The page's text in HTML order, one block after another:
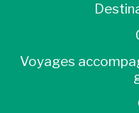
Voyages